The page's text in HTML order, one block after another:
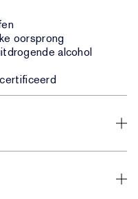
oorsprong
alcohol